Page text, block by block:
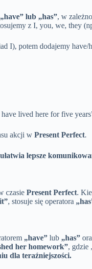
„have” lub „has”, w
z I, you, we, they
I), potem dodajemy
lived here for five
akcji w Present Perfect.
lepsze
czasie Present Perfect.
, stosuje się operatora
„have” lub „has”
her homework”, gdzie
dla teraźniejszości.